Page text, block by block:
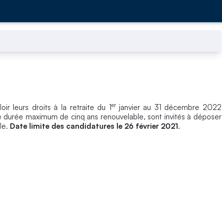
leurs droits à la retraite du 1er janvier au 31 décembre 2022
maximum de cinq ans renouvelable, sont invités à déposer
Date limite des candidatures le 26 février 2021.